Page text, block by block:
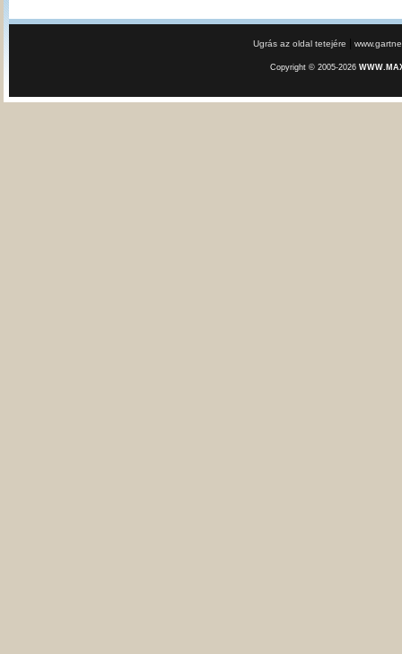
Ugrás az oldal tetejére
Copyright © 2005-2026